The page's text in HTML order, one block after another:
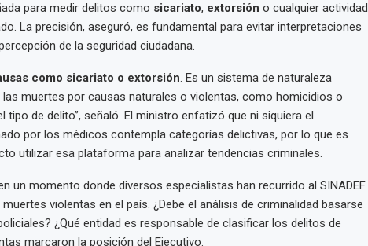
para medir delitos como sicariato, extorsión o cualquier actividad
La precisión, aseguró, es fundamental para evitar interpretaciones
de la seguridad ciudadana.
como sicariato o extorsión. Es un sistema de naturaleza
muertes por causas naturales o violentas, como homicidios o
tipo de delito”, señaló. El ministro enfatizó que ni siquiera el
por los médicos contempla categorías delictivas, por lo que es
utilizar esa plataforma para analizar tendencias criminales.
un momento donde diversos especialistas han recurrido al SINADEF
violentas en el país. ¿Debe el análisis de criminalidad basarse
¿Qué entidad es responsable de clasificar los delitos de
marcaron la posición del Ejecutivo.